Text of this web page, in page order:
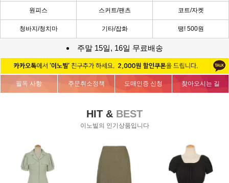
원피스 스커트/팬츠 코트/자켓
청바지/청치마 기타/잡화 땡! 500원
주말 15일, 16일 무료배송
필독 사항 주문취소정책 도매인증 신청 찾아오시는 길
HIT & BEST
이노빌의 인기상품입니다